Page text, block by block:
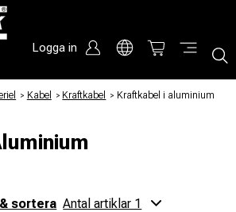
Logga in
/ Kabel / Kraftkabel / Kraftkabel i aluminium
sortera Antal artiklar 1